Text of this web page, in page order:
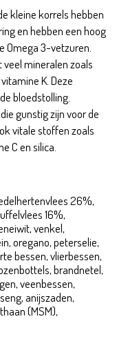
kleine korrels hebben
en hebben een hoog
Omega 3-vetzuren.
mineralen zoals
K. Deze
bloedstolling.
gunstig zijn voor de
vitale stoffen zoals
C en silica.
26%,
16%,
venkel,
oregano, peterselie,
bessen, vlierbessen,
brandnetel,
veenbessen,
anijszaden,
(MSM),